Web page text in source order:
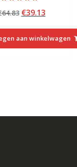
5.00
van 5
64.83
was:
€64.83.
€39.13Huidige
is:
€39.13.
aan winkelwagen